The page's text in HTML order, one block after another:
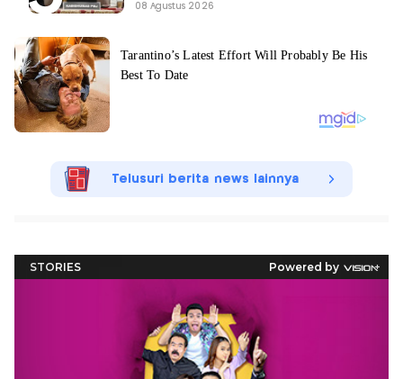
08 Agustus 2026
Telusuri berita news lainnya